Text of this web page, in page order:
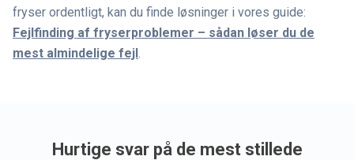
fryser ordentligt, kan du finde løsninger i vores guide:
Fejlfinding af fryserproblemer – sådan løser du de
mest almindelige fejl
Hurtige svar på de mest stillede